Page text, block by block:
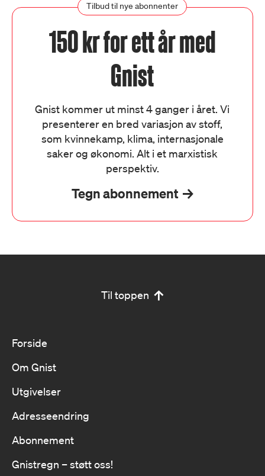
Tilbud til nye abonnenter
150 kr for ett år med
Gnist
Gnist kommer ut minst 4 ganger i året. Vi
presenterer en bred variasjon av stoff,
som kvinnekamp, klima, internasjonale
saker og økonomi. Alt i et marxistisk
perspektiv.
Tegn abonnement
Til toppen
Forside
Om Gnist
Utgivelser
Adresseendring
Abonnement
Gnistregn – støtt oss!